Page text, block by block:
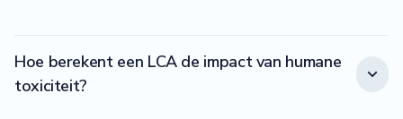
Hoe berekent een LCA de impact van humane
toxiciteit?